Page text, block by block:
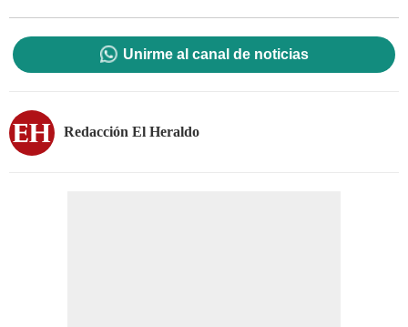
Unirme al canal de noticias
Redacción El Heraldo